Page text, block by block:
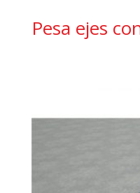
Pesa ejes